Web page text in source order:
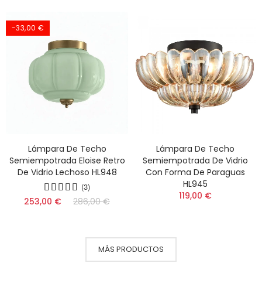
-33,00 €
Lámpara De Techo
Semiempotrada Eloise Retro
De Vidrio Lechoso HL948
(3)
253,00 € 286,00 €
Lámpara De Techo
Semiempotrada De Vidrio
Con Forma De Paraguas
HL945
119,00 €
MÁS PRODUCTOS